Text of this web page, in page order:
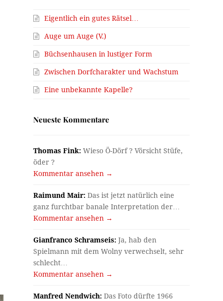
Eigentlich ein gutes Rätsel…
Auge um Auge (V.)
Büchsenhausen in lustiger Form
Zwischen Dorfcharakter und Wachstum
Eine unbekannte Kapelle?
Neueste Kommentare
Thomas Fink: Wieso Ö-Dörf ? Vörsicht Stüfe,
öder ?
Kommentar ansehen →
Raimund Mair: Das ist jetzt natürlich eine
ganz furchtbar banale Interpretation der…
Kommentar ansehen →
Gianfranco Schramseis: Ja, hab den
Spielmann mit dem Wolny verwechselt, sehr
schlecht…
Kommentar ansehen →
Manfred Nendwich: Das Foto dürfte 1966